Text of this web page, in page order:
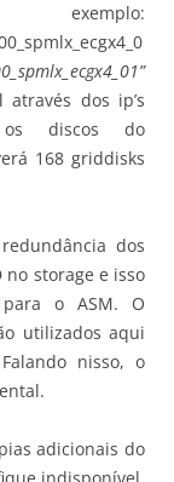
através dos ip’s
discos do
168 griddisks
dos
no storage e isso
o ASM. O
utilizados aqui
nisso, o
adicionais do